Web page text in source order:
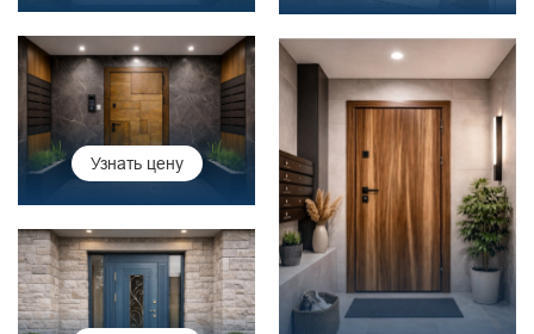
Узнать цену